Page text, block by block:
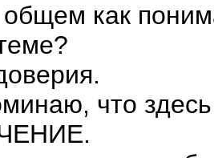
общем как
что